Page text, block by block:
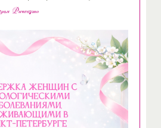
Ричевуто